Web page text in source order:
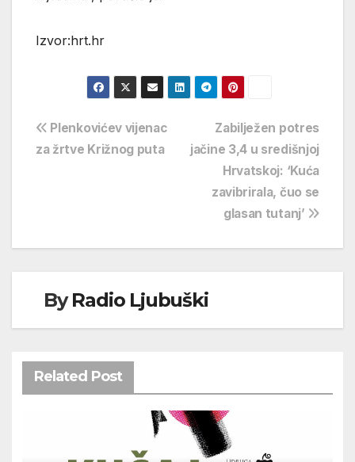
Izvor:hrt.hr
Navigacija
Zabilježen potres
jačine 3,4 u središnjoj
Hrvatskoj: ‘Kuća
zavibrirala, čuo se
glasan tutanj’
Plenkovićev vijenac
za žrtve Križnog puta
ByRadio Ljubuški
Related Post